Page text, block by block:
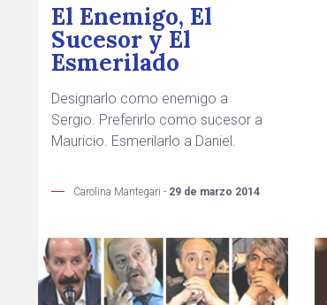
El Enemigo, El
Sucesor y El
Esmerilado
Designarlo como enemigo a
Sergio. Preferirlo como sucesor a
Mauricio. Esmerilarlo a Daniel.
Carolina Mantegari - 29 de marzo 2014